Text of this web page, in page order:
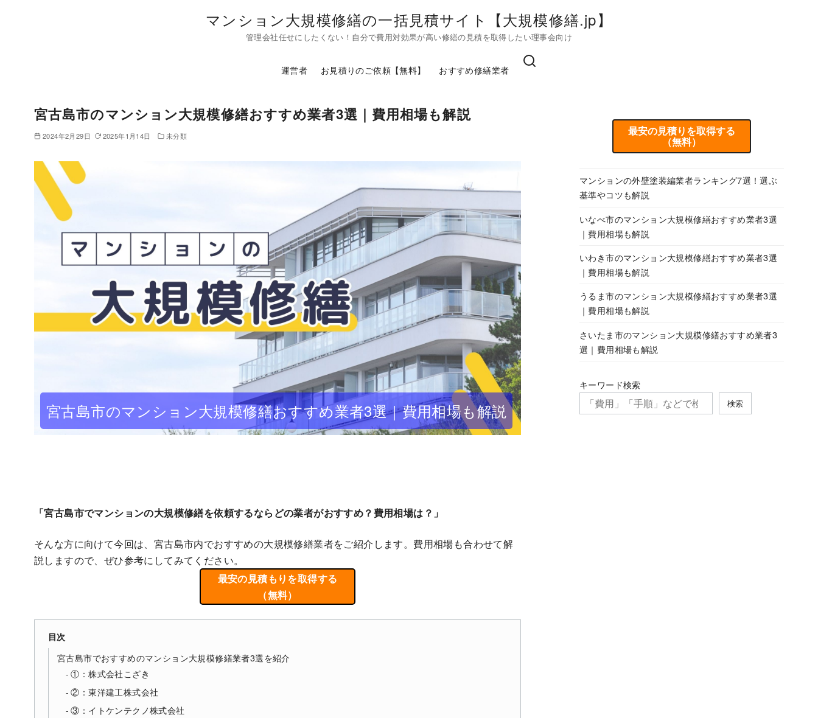
マンション大規模修繕の一括見積サイト【大規模修繕.jp】
管理会社任せにしたくない！自分で費用対効果が高い修繕の見積を取得したい理事会向け
運営者 お見積りのご依頼【無料】 おすすめ修繕業者
宮古島市のマンション大規模修繕おすすめ業者3選｜費用相場も解説
2024年2月29日 2025年1月14日 未分類
宮古島市のマンション大規模修繕おすすめ業者3選｜費用相場も解説
「宮古島市でマンションの大規模修繕を依頼するならどの業者がおすすめ？費用相場は？」
そんな方に向けて今回は、宮古島市内でおすすめの大規模修繕業者をご紹介します。費用相場も合わせて解
説しますので、ぜひ参考にしてみてください。
最安の見積もりを取得する
（無料）
目次
宮古島市でおすすめのマンション大規模修繕業者3選を紹介
①：株式会社こざき
②：東洋建工株式会社
③：イトケンテクノ株式会社
最安の見積りを取得する
（無料）
マンションの外壁塗装編業者ランキング7選！選ぶ
基準やコツも解説
いなべ市のマンション大規模修繕おすすめ業者3選
｜費用相場も解説
いわき市のマンション大規模修繕おすすめ業者3選
｜費用相場も解説
うるま市のマンション大規模修繕おすすめ業者3選
｜費用相場も解説
さいたま市のマンション大規模修繕おすすめ業者3
選｜費用相場も解説
キーワード検索
検索